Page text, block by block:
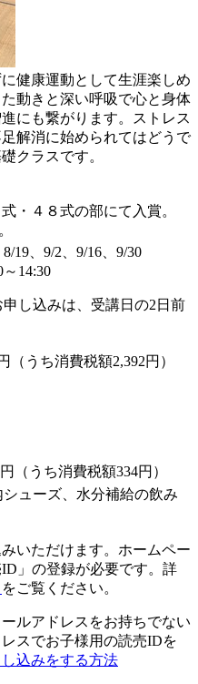
健康運動として生涯楽しめ
動きと深い呼吸で心と身体
にも繋がります。ストレス
解消に始められてはどうで
クラスです。
・４８式の部にて入賞。
19、9/2、9/16、9/30
14:30
し込みは、受講日の2日前
（うち消費税額2,392円）
（うち消費税額334円）
ューズ、水分補給の飲み
いただけます。ホームペー
」の登録が必要です。詳
をご覧ください。
ルアドレスをお持ちでない
スでお子様用の読売IDを
込みをする方法